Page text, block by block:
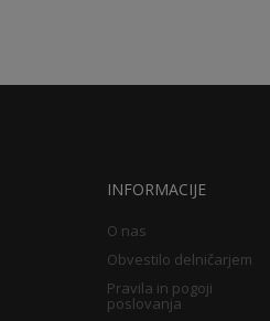
INFORMACIJE
O nas
Obvestilo delničarjem
Pravila in pogoji
poslovanja